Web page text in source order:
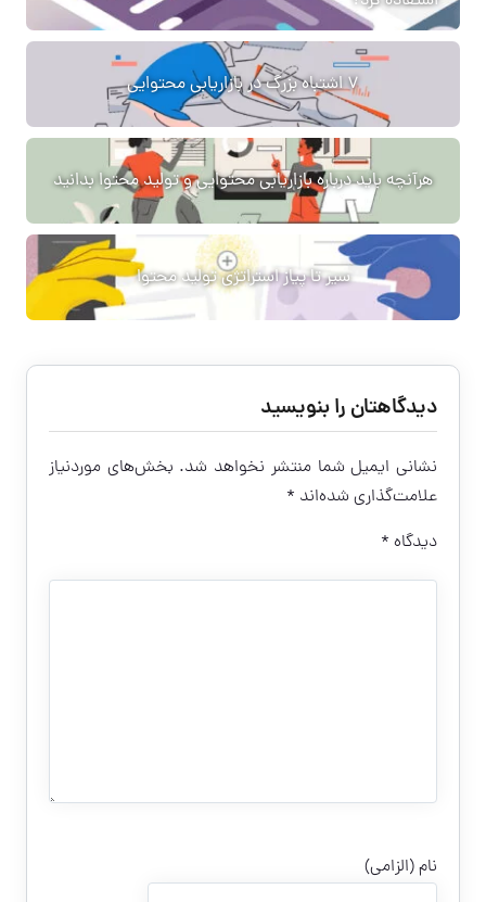
7 اشتباه بزرگ در بازاریابی محتوایی
هرآنچه باید درباره بازاریابی محتوایی و تولید محتوا بدانید
سیر تا پیاز استراتژی تولید محتوا
دیدگاهتان را بنویسید
نشانی ایمیل شما منتشر نخواهد شد. بخش‌های موردنیاز
علامت‌گذاری شده‌اند *
دیدگاه *
نام (الزامی)